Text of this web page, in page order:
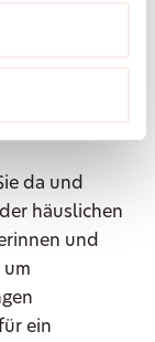
da und
häuslichen
und
um
ein